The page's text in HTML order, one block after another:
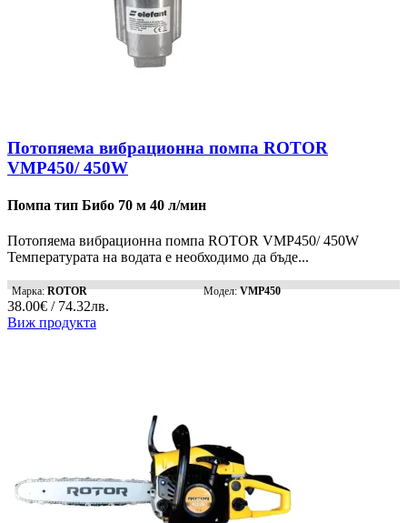
Потопяема вибрационна помпа ROTOR
VMP450/ 450W
Помпа тип Бибо 70 м 40 л/мин
Потопяема вибрационна помпа ROTOR VMP450/ 450W
Температурата на водата е необходимо да бъде...
Марка:ROTOR Модел:VMP450
38.00€ / 74.32лв.
Виж продукта